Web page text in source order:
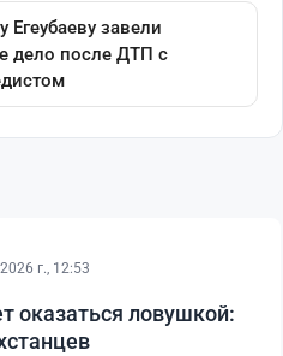
г., 12:53
оказаться ловушкой: